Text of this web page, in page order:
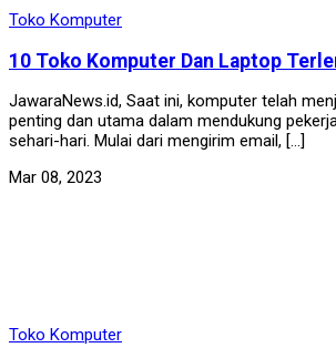
Toko Komputer
10 Toko Komputer Dan Laptop
JawaraNews.id, Saat ini, komputer telah
penting dan utama dalam mendukung
sehari-hari. Mulai dari mengirim email, […]
Mar 08, 2023
Toko Komputer